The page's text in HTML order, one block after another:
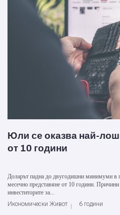
Юли се оказва най-
от 10 години
Доларът падна до двугодишни минимуми в
месечно представяне от 10 години. Причини
инвеститорите за...
Икономически Живот
6 години